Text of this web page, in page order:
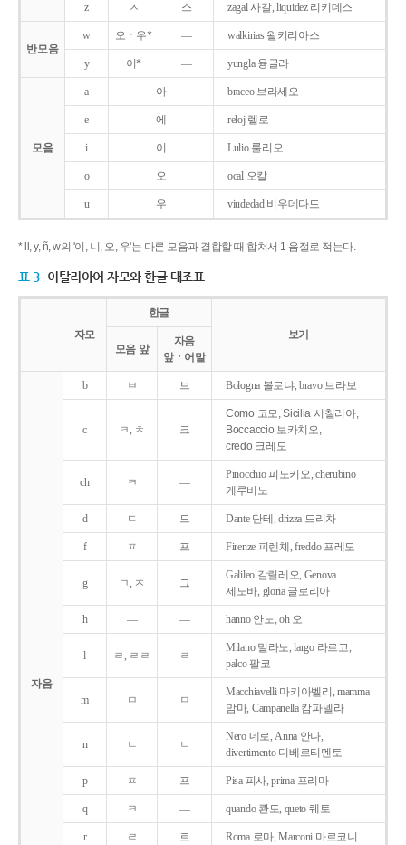
z ㅅ 스 zagal 사갈, liquidez 리키데스
반모음
w 오ㆍ우* ― walkirias 왈키리아스
y 이* ― yungla 융글라
모음
a 아 braceo 브라세오
e 에 reloj 렐로
i 이 Lulio 룰리오
o 오 ocal 오칼
u 우 viudedad 비우데다드
* ll, y, ñ, w의 '이, 니, 오, 우'는 다른 모음과 결합할 때 합쳐서 1 음절로 적는다.
표 3 이탈리아어 자모와 한글 대조표
자모
한글
보기
모음 앞
자음
앞ㆍ어말
자음
b ㅂ 브 Bologna 볼로냐, bravo 브라보
c ㅋ, ㅊ 크
Como 코모, Sicilia 시칠리아,
Boccaccio 보카치오,
credo 크레도
ch ㅋ ―
Pinocchio 피노키오, cherubino
케루비노
d ㄷ 드 Dante 단테, drizza 드리차
f ㅍ 프 Firenze 피렌체, freddo 프레도
g ㄱ, ㅈ 그
Galileo 갈릴레오, Genova
제노바, gloria 글로리아
h ― ― hanno 안노, oh 오
l ㄹ, ㄹㄹ ㄹ
Milano 밀라노, largo 라르고,
palco 팔코
m ㅁ ㅁ
Macchiavelli 마키아벨리, mamma
맘마, Campanella 캄파넬라
n ㄴ ㄴ
Nero 네로, Anna 안나,
divertimento 디베르티멘토
p ㅍ 프 Pisa 피사, prima 프리마
q ㅋ ― quando 콴도, queto 퀘토
r ㄹ 르 Roma 로마, Marconi 마르코니